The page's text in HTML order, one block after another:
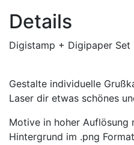
Details
Digistamp + Digipaper Set
Gestalte individuelle
Laser dir etwas schönes
Motive in hoher Auflösung
Hintergrund im .png